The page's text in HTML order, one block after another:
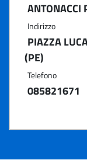
ANTONACCI
Indirizzo
PIAZZA
(PE)
Telefono
085821671